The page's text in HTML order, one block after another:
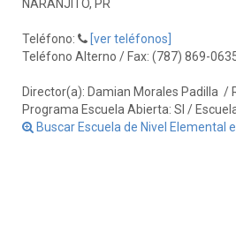
NARANJITO, PR
Teléfono:
[ver teléfonos]
Teléfono Alterno / Fax: (787) 869-
Director(a): Damian Morales Padilla /
Programa Escuela Abierta: SI /
Buscar Escuela de Nivel Elemental